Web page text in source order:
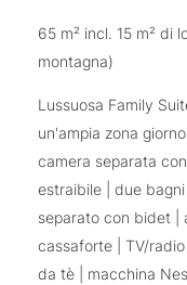
65 m² incl. 15 m² di
montagna)
Lussuosa Family
un'ampia zona
camera separata
estraibile | due
separato con bidet |
cassaforte | TV/
da tè | macchina